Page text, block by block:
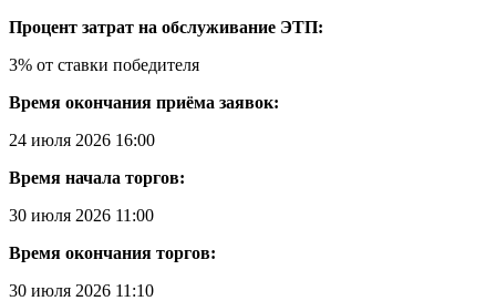
Процент затрат на обслуживание ЭТП:
3% от ставки победителя
Время окончания приёма заявок:
24 июля 2026 16:00
Время начала торгов:
30 июля 2026 11:00
Время окончания торгов:
30 июля 2026 11:10